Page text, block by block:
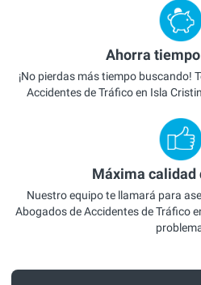
Ahorra
¡No pierdas más tiempo buscando!
Accidentes de Tráfico en Isla
Máxima calidad
Nuestro equipo te llamará para
Abogados de Accidentes de Tráfico